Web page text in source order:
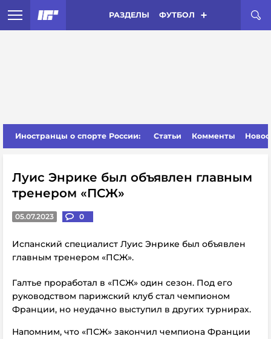
РАЗДЕЛЫ ФУТБОЛ
Иностранцы о спорте России: Статьи Комменты
Луис Энрике был объявлен главным
тренером «ПСЖ»
05.07.2023 0
Испанский специалист Луис Энрике был объявлен
главным тренером «ПСЖ».
Галтье проработал в «ПСЖ» один сезон. Под его
руководством парижский клуб стал чемпионом
Франции, но неудачно выступил в других турнирах.
Напомним, что «ПСЖ» закончил чемпиона Франции